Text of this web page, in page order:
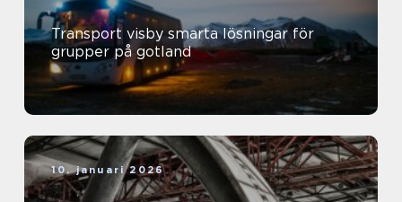
Transport visby smarta lösningar för
grupper på gotland
10. januari 2026